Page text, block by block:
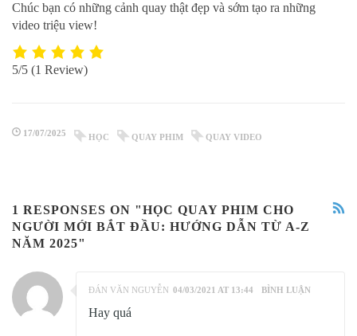
Chúc bạn có những cảnh quay thật đẹp và sớm tạo ra những
video triệu view!
5/5 (1 Review)
17/07/2025 HỌC QUAY PHIM QUAY VIDEO
1 RESPONSES ON "HỌC QUAY PHIM CHO
NGƯỜI MỚI BẮT ĐẦU: HƯỚNG DẪN TỪ A-Z
NĂM 2025"
ĐÁN VĂN NGUYỄN 04/03/2021 AT 13:44 BÌNH LUẬN
Hay quá